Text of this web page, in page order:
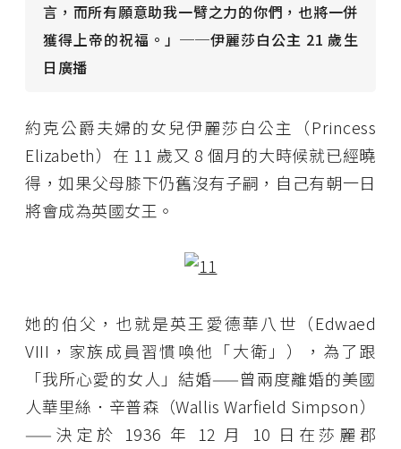
言，而所有願意助我一臂之力的你們，也將一併
獲得上帝的祝福。」──伊麗莎白公主 21 歲生
日廣播
約克公爵夫婦的女兒伊麗莎白公主（Princess
Elizabeth）在 11 歲又 8 個月的大時候就已經曉
得，如果父母膝下仍舊沒有子嗣，自己有朝一日
將會成為英國女王。
她的伯父，也就是英王愛德華八世（Edwaed
VIII，家族成員習慣喚他「大衛」），為了跟
「我所心愛的女人」結婚——曾兩度離婚的美國
人華里絲．辛普森（Wallis Warfield Simpson）
——決定於 1936 年 12 月 10 日在莎麗郡